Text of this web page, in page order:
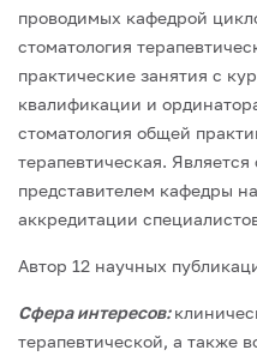
проводимых кафедрой
стоматология
практические занятия с
квалификации и
стоматология общей
терапевтическая.
представителем кафедры
аккредитации
Автор 12 научных
Сфера интересов:
терапевтической, а также